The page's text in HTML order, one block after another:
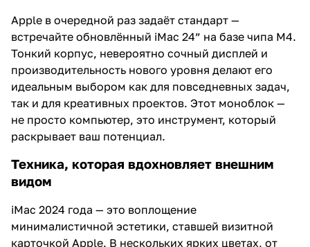
Apple в очередной раз задаёт стандарт —
встречайте обновлённый iMac 24” на базе чипа M4.
Тонкий корпус, невероятно сочный дисплей и
производительность нового уровня делают его
идеальным выбором как для повседневных задач,
так и для креативных проектов. Этот моноблок —
не просто компьютер, это инструмент, который
раскрывает ваш потенциал.
Техника, которая вдохновляет внешним
видом
iMac 2024 года — это воплощение
минималистичной эстетики, ставшей визитной
карточкой Apple. В нескольких ярких цветах, от